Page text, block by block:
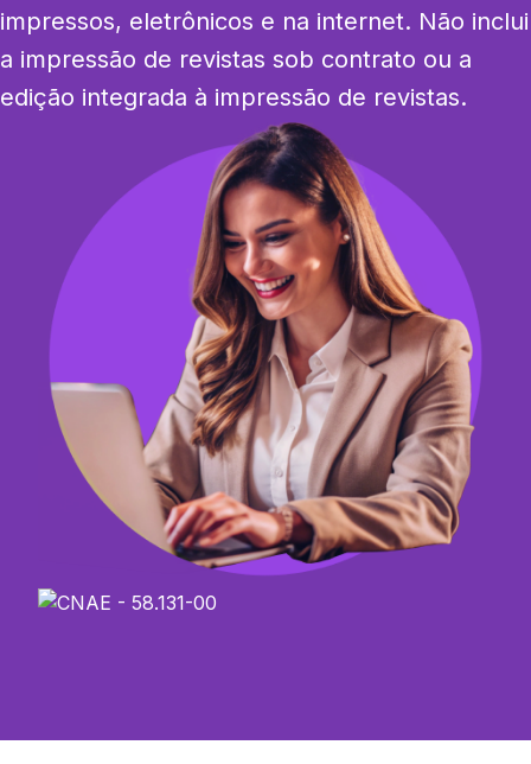
impressos, eletrônicos e na internet. Não inclui
a impressão de revistas sob contrato ou a
edição integrada à impressão de revistas.